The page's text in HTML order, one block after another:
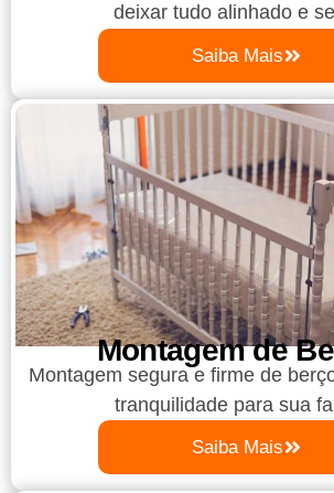
deixar tudo alinhado e
Saiba Mais
Montagem de
Montagem segura e firme de
tranquilidade para sua
Saiba Mais